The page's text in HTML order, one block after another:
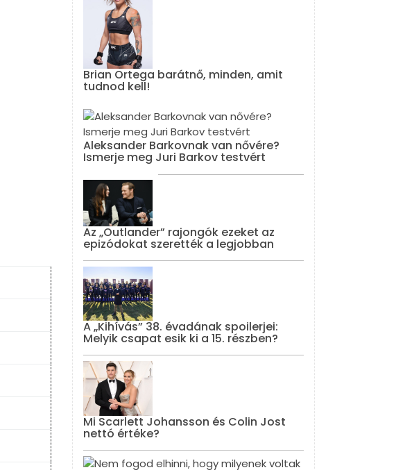
Brian Ortega barátnő, minden, amit
tudnod kell!
Aleksander Barkovnak van nővére?
Ismerje meg Juri Barkov testvért
Az „Outlander” rajongók ezeket az
epizódokat szerették a legjobban
A „Kihívás” 38. évadának spoilerjei:
Melyik csapat esik ki a 15. részben?
Mi Scarlett Johansson és Colin Jost
nettó értéke?